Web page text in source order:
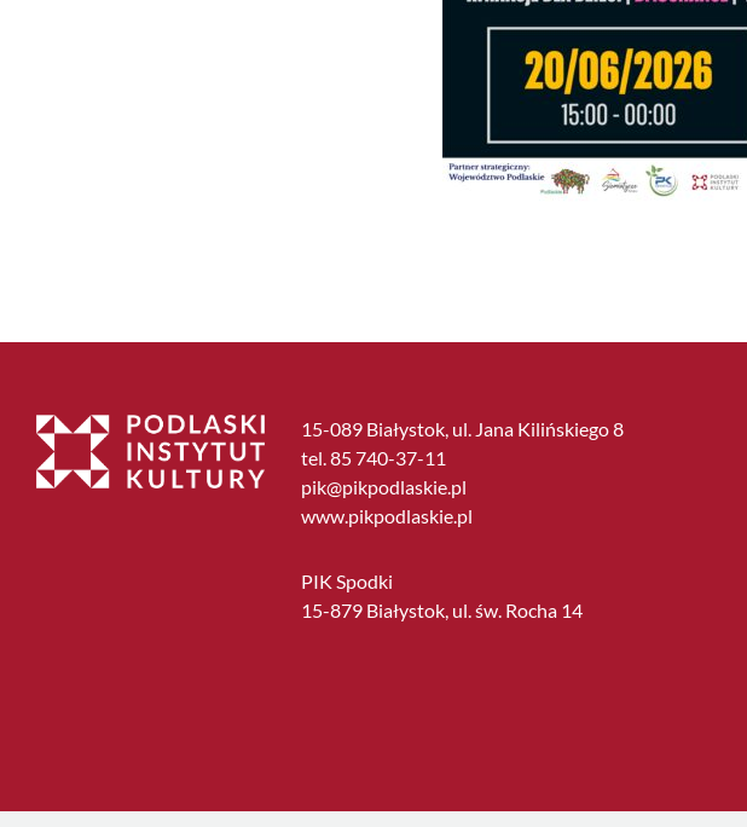
15-089 Białystok, ul. Jana Kilińskiego 8
tel. 85 740-37-11
pik@pikpodlaskie.pl
www.pikpodlaskie.pl
PIK Spodki
15-879 Białystok, ul. św. Rocha 14